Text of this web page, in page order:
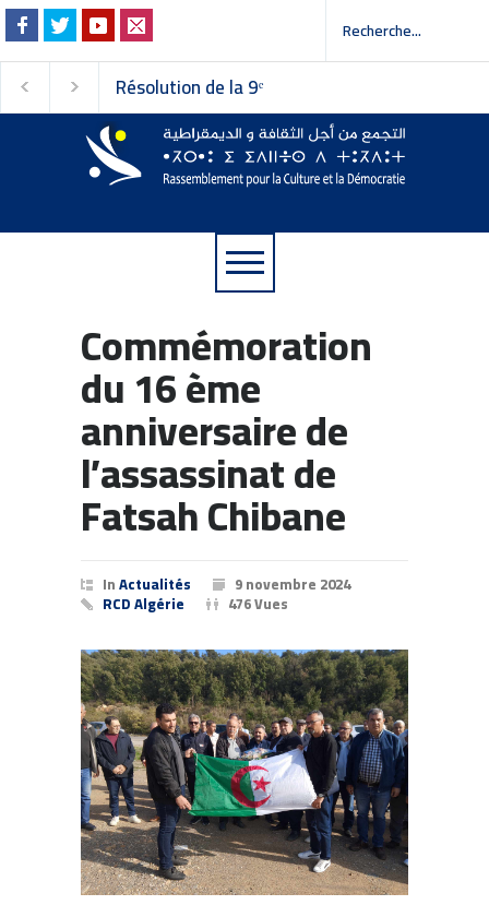
Résolution de la 9ᵉ
session du Conseil
national du
Rassemblement pour la
Culture et la Démocratie
إلى وسائل الإعلام
Commémoration
du 16 ème
anniversaire de
l’assassinat de
Fatsah Chibane
InActualités 9 novembre 2024
RCD Algérie 476 Vues